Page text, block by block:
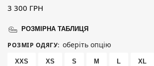
3 300 ГРН
РОЗМІРНА ТАБЛИЦЯ
РОЗМІР ОДЯГУ: оберіть опцію
XXS XS S M L XL